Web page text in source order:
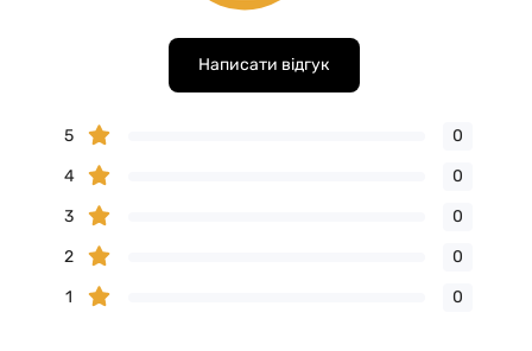
Написати відгук
5
0
4
0
3
0
2
0
1
0